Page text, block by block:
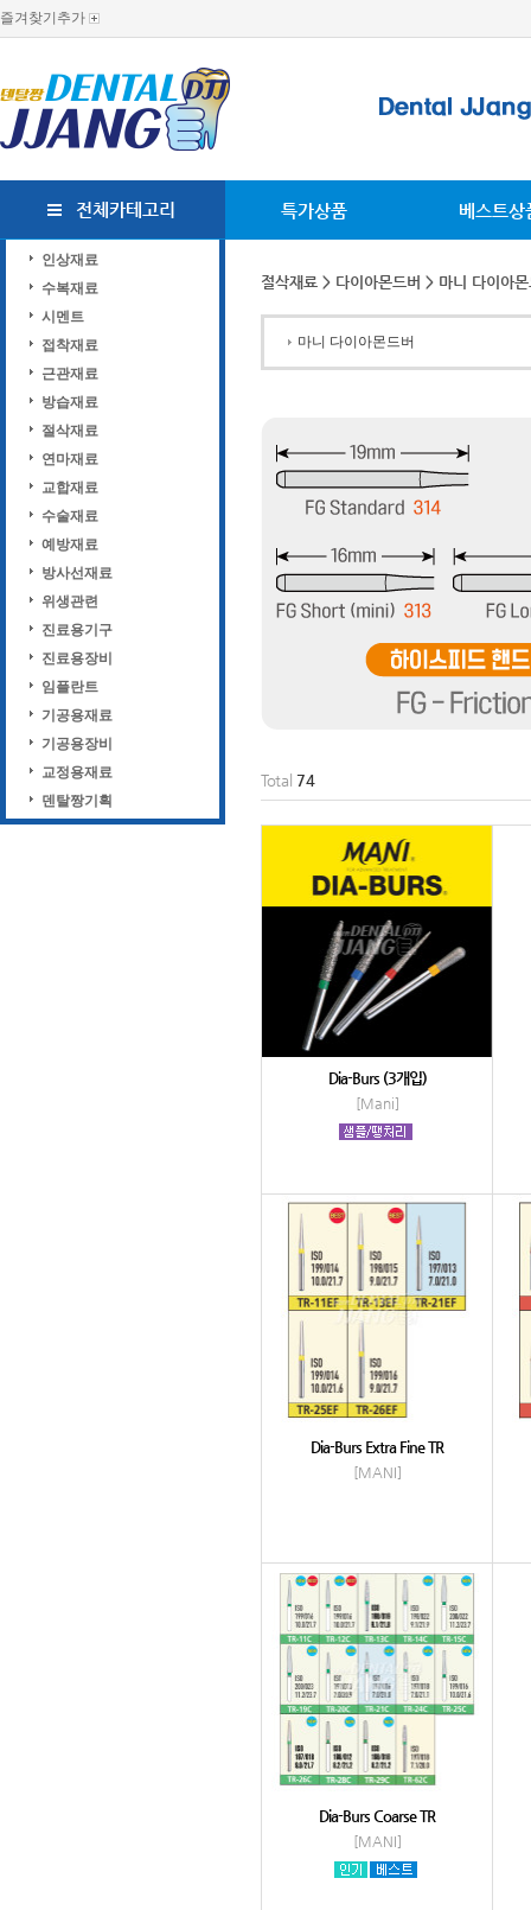
즐겨찾기추가
전체카테고리 특가상품 베스트상
인상재료
수복재료
시멘트
접착재료
근관재료
방습재료
절삭재료
연마재료
교합재료
수술재료
예방재료
방사선재료
위생관련
진료용기구
진료용장비
임플란트
기공용재료
기공용장비
교정용재료
덴탈짱기획
절삭재료 > 다이아몬드버 > 마니 다이아
마니 다이아몬드버
Total74
Dia-Burs (3개입)
[Mani]
Dia-Burs Extra Fine TR
[MANI]
Dia-Burs Coarse TR
[MANI]